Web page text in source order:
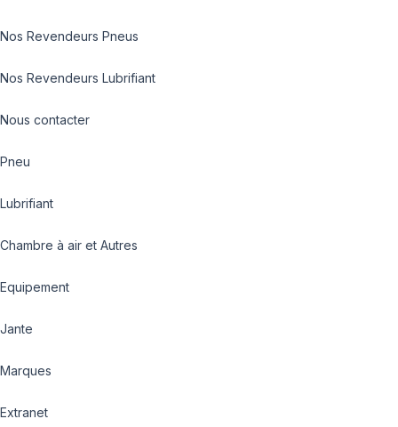
Nos Revendeurs Pneus
Nos Revendeurs Lubrifiant
Nous contacter
Pneu
Lubrifiant
Chambre à air et Autres
Equipement
Jante
Marques
Extranet